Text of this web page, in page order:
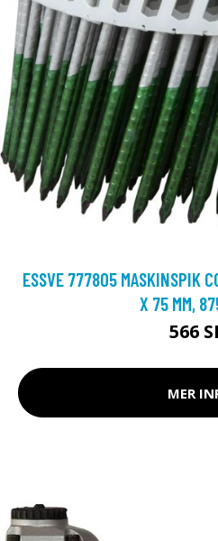
ESSVE 777805 MASKINSPIK
X 75 MM,
566
MER